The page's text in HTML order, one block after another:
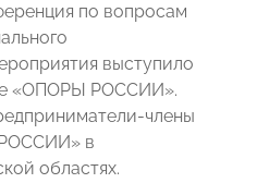
по вопросам
выступило
«ОПОРЫ РОССИИ».
члены
в
областях.